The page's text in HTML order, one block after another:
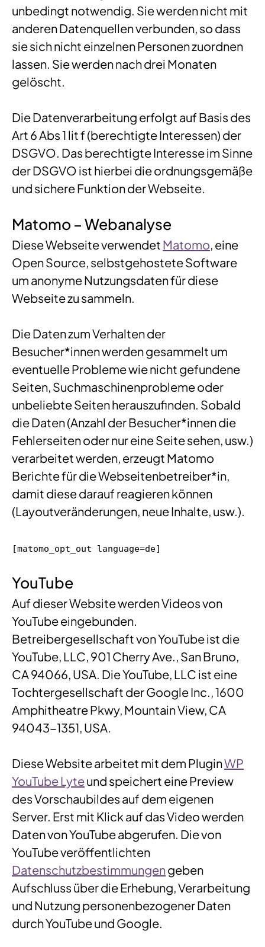
unbedingt notwendig. Sie werden nicht mit
anderen Datenquellen verbunden, so dass
sie sich nicht einzelnen Personen zuordnen
lassen. Sie werden nach drei Monaten
gelöscht.
Die Datenverarbeitung erfolgt auf Basis des
Art 6 Abs 1 lit f (berechtigte Interessen) der
DSGVO. Das berechtigte Interesse im Sinne
der DSGVO ist hierbei die ordnungsgemäße
und sichere Funktion der Webseite.
Matomo – Webanalyse
Diese Webseite verwendet Matomo, eine
Open Source, selbstgehostete Software
um anonyme Nutzungsdaten für diese
Webseite zu sammeln.
Die Daten zum Verhalten der
Besucher*innen werden gesammelt um
eventuelle Probleme wie nicht gefundene
Seiten, Suchmaschinenprobleme oder
unbeliebte Seiten herauszufinden. Sobald
die Daten (Anzahl der Besucher*innen die
Fehlerseiten oder nur eine Seite sehen, usw.)
verarbeitet werden, erzeugt Matomo
Berichte für die Webseitenbetreiber*in,
damit diese darauf reagieren können
(Layoutveränderungen, neue Inhalte, usw.).
[matomo_opt_out language=de]
YouTube
Auf dieser Website werden Videos von
YouTube eingebunden.
Betreibergesellschaft von YouTube ist die
YouTube, LLC, 901 Cherry Ave., San Bruno,
CA 94066, USA. Die YouTube, LLC ist eine
Tochtergesellschaft der Google Inc., 1600
Amphitheatre Pkwy, Mountain View, CA
94043-1351, USA.
Diese Website arbeitet mit dem PluginWP
YouTube Lyteund speichert eine Preview
des Vorschaubildes auf dem eigenen
Server. Erst mit Klick auf das Video werden
Daten von YouTube abgerufen. Die von
YouTube veröffentlichten
Datenschutzbestimmungengeben
Aufschluss über die Erhebung, Verarbeitung
und Nutzung personenbezogener Daten
durch YouTube und Google.